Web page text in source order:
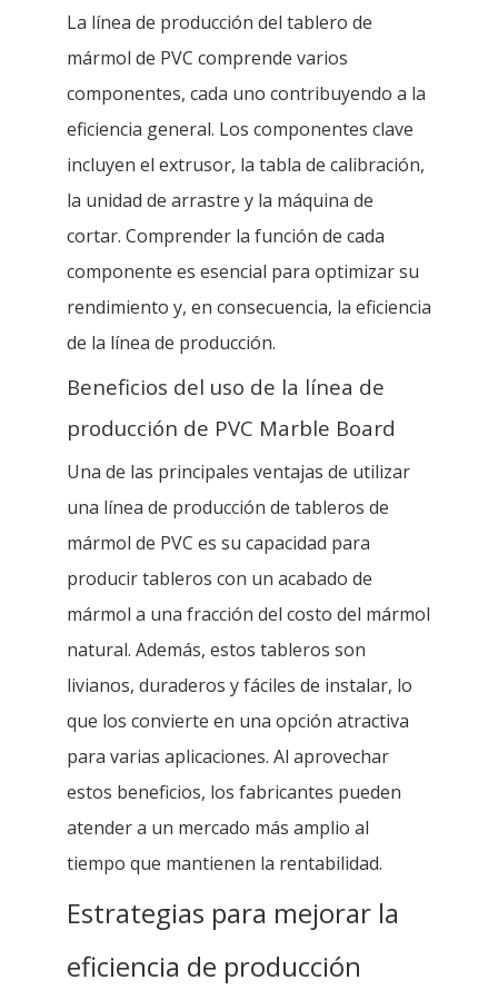
La línea de producción del tablero de
mármol de PVC comprende varios
componentes, cada uno contribuyendo a la
eficiencia general. Los componentes clave
incluyen el extrusor, la tabla de calibración,
la unidad de arrastre y la máquina de
cortar. Comprender la función de cada
componente es esencial para optimizar su
rendimiento y, en consecuencia, la eficiencia
de la línea de producción.
Beneficios del uso de la línea de
producción de PVC Marble Board
Una de las principales ventajas de utilizar
una línea de producción de tableros de
mármol de PVC es su capacidad para
producir tableros con un acabado de
mármol a una fracción del costo del mármol
natural. Además, estos tableros son
livianos, duraderos y fáciles de instalar, lo
que los convierte en una opción atractiva
para varias aplicaciones. Al aprovechar
estos beneficios, los fabricantes pueden
atender a un mercado más amplio al
tiempo que mantienen la rentabilidad.
Estrategias para mejorar la
eficiencia de producción